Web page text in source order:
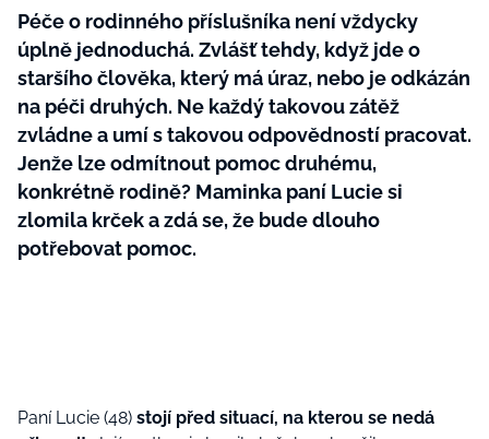
Péče o rodinného příslušníka není vždycky
úplně jednoduchá. Zvlášť tehdy, když jde o
staršího člověka, který má úraz, nebo je odkázán
na péči druhých. Ne každý takovou zátěž
zvládne a umí s takovou odpovědností pracovat.
Jenže lze odmítnout pomoc druhému,
konkrétně rodině? Maminka paní Lucie si
zlomila krček a zdá se, že bude dlouho
potřebovat pomoc.
Paní Lucie (48) stojí před situací, na kterou se nedá